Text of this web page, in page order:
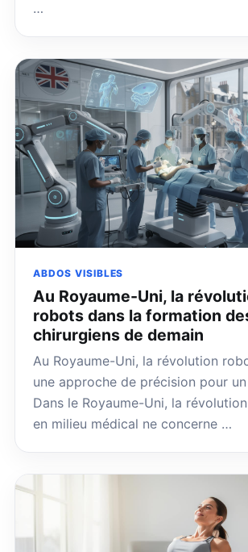
…
ABDOS VISIBLES
Au Royaume-Uni, la
robots dans la formation
chirurgiens de demain
Au Royaume-Uni, la révolution
une approche de précision pour
Dans le Royaume-Uni, la
en milieu médical ne concerne …